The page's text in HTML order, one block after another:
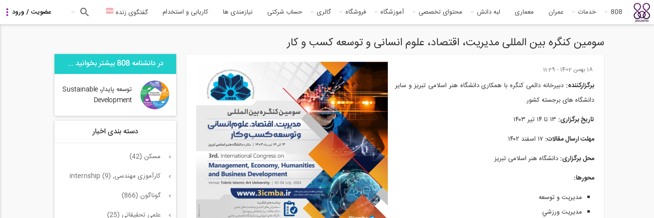
808 خدمات عمران معماری لبه دانش محتوای تخصصی آموزشگاه فروشگاه گالری حساب شرکتی نیازمندی ها کاریابی و استخدام گفتگوی زنده
سومین کنگره بین المللی مدیریت، اقتصاد، علوم انسانی و توسعه کسب و کار
18 بهمن 1402 - 11:29
برگزارکننده: دبیرخانه دائمی کنگره با همکاری دانشگاه هنر اسلامی تبریز و سایر
دانشگاه های برجسته کشور
تاریخ برگزاری:
مهلت ارسال مقالات:
محل برگزاری: دانشگاه هنر اسلامی تبریز
محورها:
مديريت و توسعه
مديريت ورزشي
در دانشنامه 808 بیشتر بخوانید ...
توسعه پایدار، Sustainable
Development
دسته بندی اخبار
مسکن (42)
کارآموزی مهندسی, internship (9)
گوناگون (866)
علمی تحقیقاتی (25)